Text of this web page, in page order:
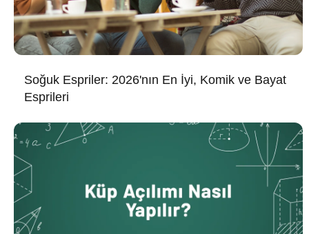
Soğuk Espriler: 2026'nın En İyi, Komik ve Bayat
Esprileri